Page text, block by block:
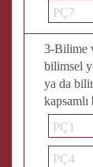
PÇ7
3-Bilime
bilimsel
ya da
kapsamlı
PÇ1
PÇ4